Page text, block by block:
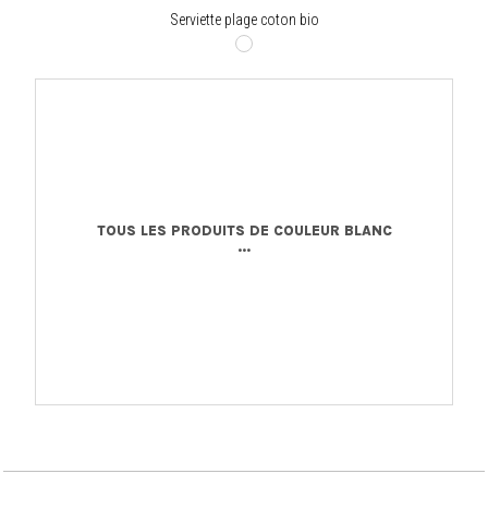
Serviette plage coton bio
TOUS LES PRODUITS DE COULEUR BLANC
...